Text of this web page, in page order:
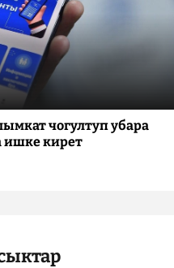
чогултуп убара
ишке кирет